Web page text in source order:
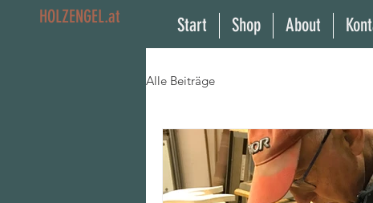
HOLZENGEL.at Start Shop About
Alle Beiträge